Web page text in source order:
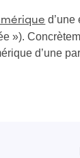
»).
d’une